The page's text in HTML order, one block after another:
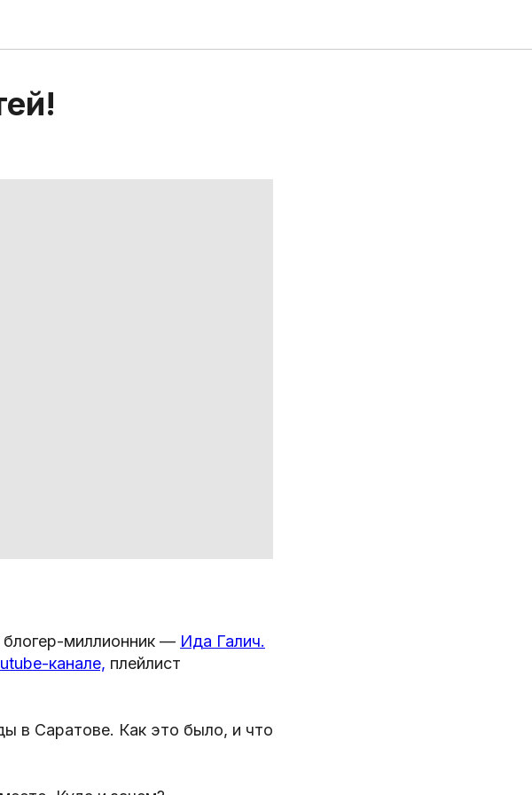
миллионник — Ида Галич.
канале, плейлист
в Саратове. Как это было, и что